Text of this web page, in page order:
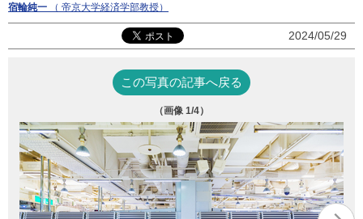
宿輪純一 （ 帝京大学経済学部教授）
2024/05/29
この写真の記事へ戻る
（画像 1/4）